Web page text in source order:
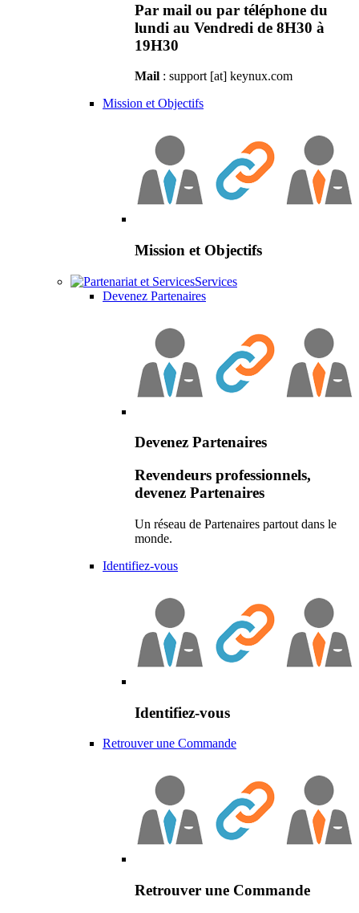
Par mail ou par téléphone du
lundi au Vendredi de 8H30 à
19H30
Mail : support [at] keynux.com
Mission et Objectifs
Mission et Objectifs
Services
Devenez Partenaires
Devenez Partenaires
Revendeurs professionnels,
devenez Partenaires
Un réseau de Partenaires partout dans le
monde.
Identifiez-vous
Identifiez-vous
Retrouver une Commande
Retrouver une Commande